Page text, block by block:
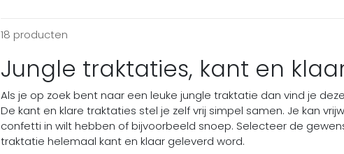
18 producten
Jungle traktaties, kant en
Als je op zoek bent naar een leuke jungle traktatie dan vind je
De kant en klare traktaties stel je zelf vrij simpel samen. Je kan
confetti in wilt hebben of bijvoorbeeld snoep. Selecteer de
traktatie helemaal kant en klaar geleverd word.